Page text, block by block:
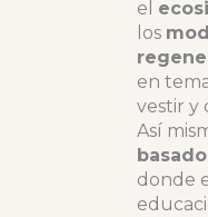
el
los
en
vestir y
Así
donde